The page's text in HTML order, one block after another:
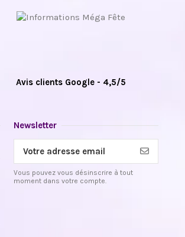
Avis clients Google - 4,5/5
Newsletter
Vous pouvez vous désinscrire à tout
moment dans votre compte.